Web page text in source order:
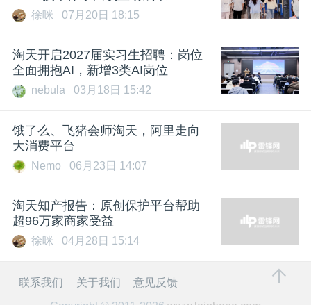
徐咪 07月20日 18:15
淘天开启2027届实习生招聘：岗位
全面拥抱AI，新增3类AI岗位
nebula 03月18日 15:42
饿了么、飞猪会师淘天，阿里走向
大消费平台
Nemo 06月23日 14:07
淘天知产报告：原创保护平台帮助
超96万家商家受益
徐咪 04月28日 15:14
联系我们 关于我们
意见反馈